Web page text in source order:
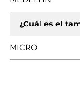
¿Cuál es el
MICRO